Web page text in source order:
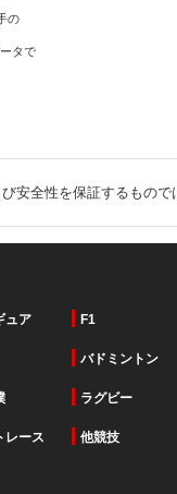
の
タで
安全性を保証するもの
ュア F1
バドミントン
ラグビー
レース 他競技